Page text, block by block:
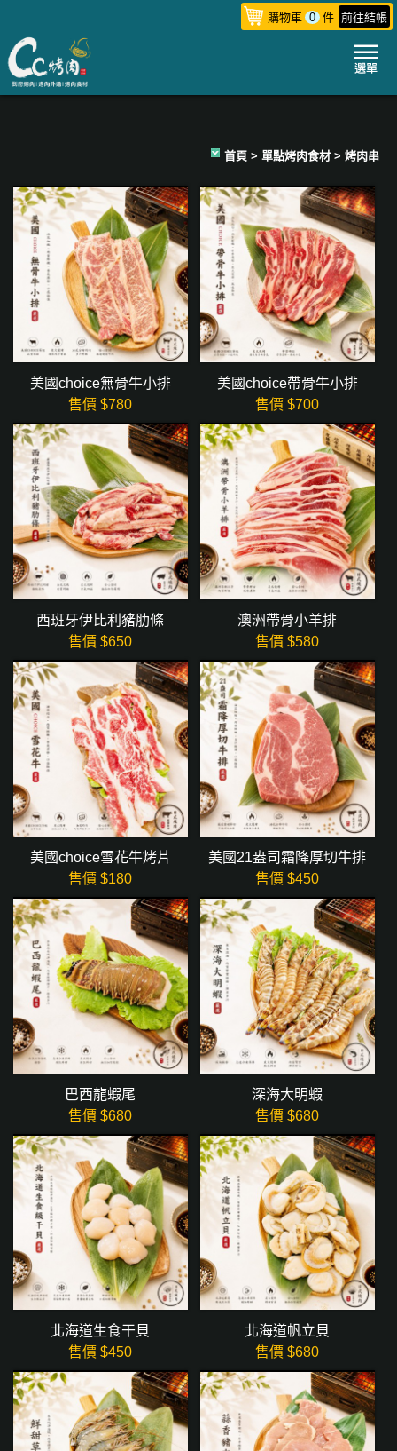
購物車 0 件 前往結帳
首頁 > 單點烤肉食材 > 烤肉串
美國choice無骨牛小排
售價 $780
美國choice帶骨牛小排
售價 $700
西班牙伊比利豬肋條
售價 $650
澳洲帶骨小羊排
售價 $580
美國choice雪花牛烤片
售價 $180
美國21盎司霜降厚切牛排
售價 $450
巴西龍蝦尾
售價 $680
深海大明蝦
售價 $680
北海道生食干貝
售價 $450
北海道帆立貝
售價 $680